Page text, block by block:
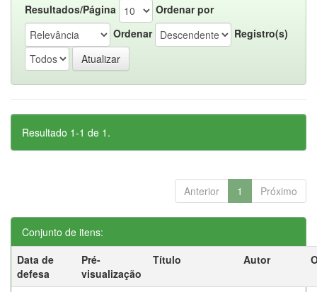
Resultados/Página
Ordenar por
Ordenar
Registro(s)
Resultado 1-1 de 1.
Anterior 1 Próximo
Conjunto de itens:
Data de
defesa
Pré-
visualização
Título Autor